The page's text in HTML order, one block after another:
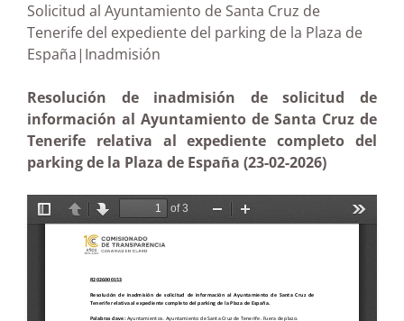
Solicitud al Ayuntamiento de Santa Cruz de
Tenerife del expediente del parking de la Plaza de
España|Inadmisión
Resolución de inadmisión de solicitud de
información al Ayuntamiento de Santa Cruz de
Tenerife relativa al expediente completo del
parking de la Plaza de España (23-02-2026)